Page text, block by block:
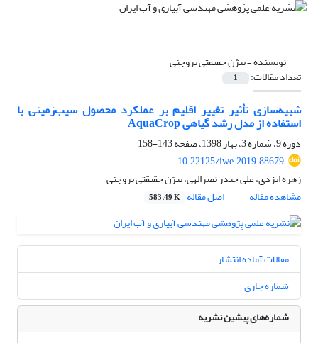
نویسنده =بیژن حقیقتی بروجنی
تعداد مقالات: 1
شبیه‌سازی تأثیر تغییر اقلیم بر عملکرد محصول سیب‌زمینی با
استفاده از مدل رشد گیاهی AquaCrop
دوره 9، شماره 3، بهار 1398، صفحه
143-158
10.22125/iwe.2019.88679
زهره ایزدی، علی حیدر نصرالهی، بیژن حقیقتی بروجنی
مشاهده مقاله
اصل مقاله 583.49 K
مقالات آماده انتشار
شماره جاری
شماره‌های پیشین نشریه